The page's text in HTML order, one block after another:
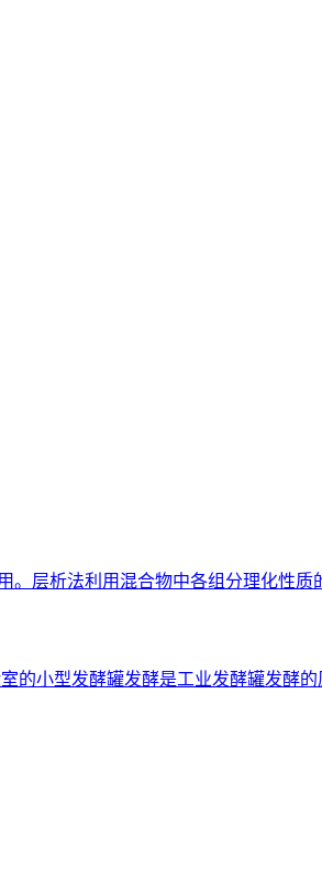
层析法利用混合物中各组分理化性质
的小型发酵罐发酵是工业发酵罐发酵